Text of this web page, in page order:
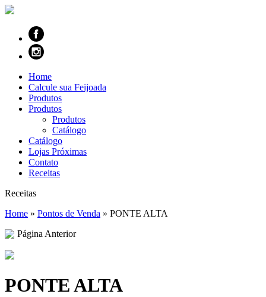
Home
Calcule sua Feijoada
Produtos
Produtos
Produtos
Catálogo
Catálogo
Lojas Próximas
Contato
Receitas
Receitas
Home » Pontos de Venda » PONTE ALTA
Página Anterior
PONTE ALTA